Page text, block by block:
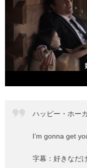
ハッピー・ホー
I’m gonna get
字幕：好きなだ